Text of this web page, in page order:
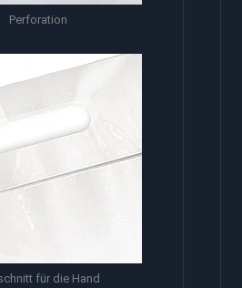
Perforation
für die Hand